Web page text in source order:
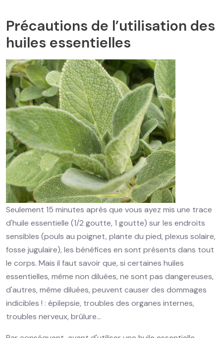
Précautions de l’utilisation des
huiles essentielles
Seulement 15 minutes après que vous ayez mis une trace
d'huile essentielle (1/2 goutte, 1 goutte) sur les endroits
sensibles (pouls au poignet, plante du pied, plexus solaire,
fosse jugulaire), les bénéfices en sont présents dans tout
le corps. Mais il faut savoir que, si certaines huiles
essentielles, même non diluées, ne sont pas dangereuses,
d'autres, même diluées, peuvent causer des dommages
indicibles ! : épilepsie, troubles des organes internes,
troubles nerveux, brûlure...